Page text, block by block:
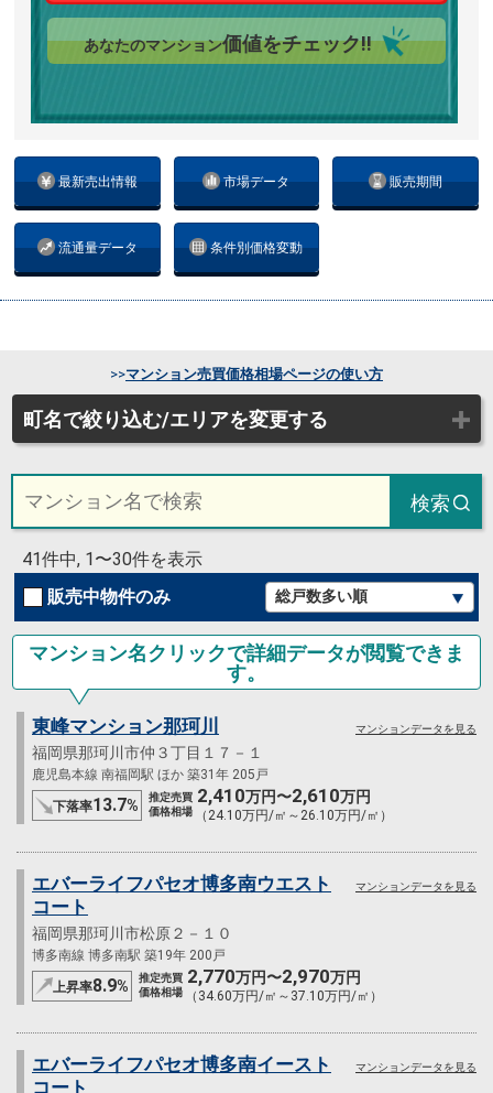
最新売出情報 市場データ 販売期間
流通量データ 条件別価格変動
あなたのマンション価値をチェック!!
町名で絞り込む/エリアを変更する
>>マンション売買価格相場ページの使い方
検索
41件中, 1〜30件を表示
販売中物件のみ
マンション名クリックで詳細データが閲覧できま
す。
東峰マンション那珂川
福岡県那珂川市仲３丁目１７－１
鹿児島本線 南福岡駅 ほか 築31年 205戸
下落率13.7%
推定売買
価格相場
2,410万円〜2,610万円
（24.10万円/㎡～26.10万円/㎡）
マンションデータを見る
エバーライフパセオ博多南ウエスト
コート
福岡県那珂川市松原２－１０
博多南線 博多南駅 築19年 200戸
上昇率8.9%
推定売買
価格相場
2,770万円〜2,970万円
（34.60万円/㎡～37.10万円/㎡）
マンションデータを見る
エバーライフパセオ博多南イースト
コート
マンションデータを見る